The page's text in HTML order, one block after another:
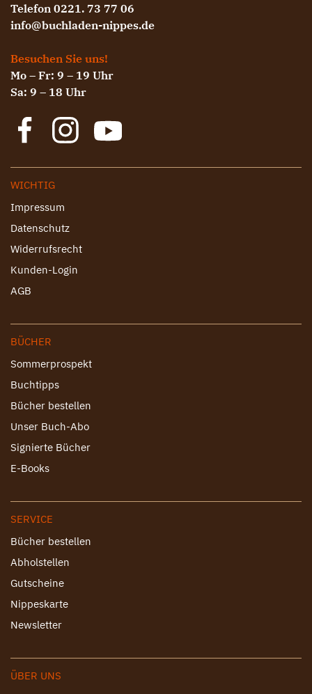
Telefon 0221. 73 77 06
info@buchladen-nippes.de
Besuchen Sie uns!
Mo – Fr: 9 – 19 Uhr
Sa: 9 – 18 Uhr
WICHTIG
Impressum
Datenschutz
Widerrufsrecht
Kunden-Login
AGB
BÜCHER
Sommerprospekt
Buchtipps
Bücher bestellen
Unser Buch-Abo
Signierte Bücher
E-Books
SERVICE
Bücher bestellen
Abholstellen
Gutscheine
Nippeskarte
Newsletter
ÜBER UNS